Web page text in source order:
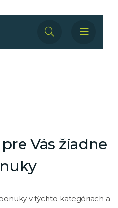
Vás žiadne
v týchto kategóriach a